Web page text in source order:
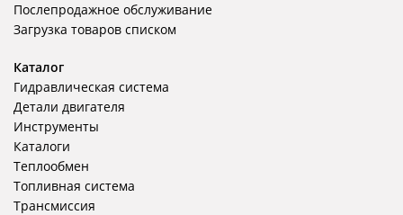
Послепродажное обслуживание
Загрузка товаров списком
Каталог
Гидравлическая система
Детали двигателя
Инструменты
Каталоги
Теплообмен
Топливная система
Трансмиссия